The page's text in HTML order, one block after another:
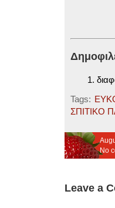
Tags:
ΣΠΙΤΙΚΟ
No
Leave a